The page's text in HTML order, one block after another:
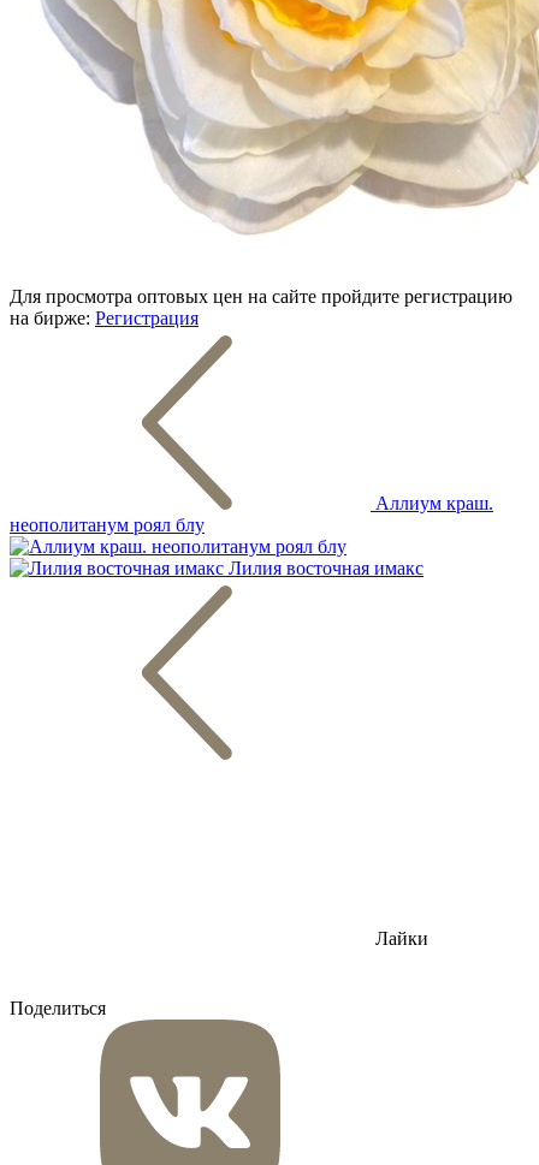
Для просмотра оптовых цен на сайте пройдите регистрацию
на бирже: Регистрация
Аллиум краш.
неополитанум роял блу
Лилия восточная имакс
Лайки
Поделиться